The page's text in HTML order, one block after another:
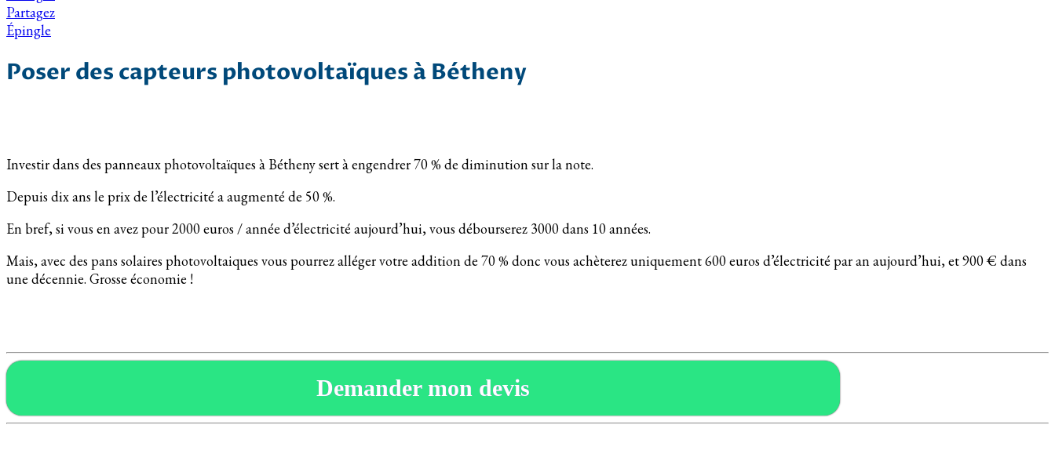
Partagez
Épingle
Poser des capteurs photovoltaïques à Bétheny
Investir dans des panneaux photovoltaïques à Bétheny sert à engendrer 70 % de diminution sur la note.
Depuis dix ans le prix de l’électricité a augmenté de 50 %.
En bref, si vous en avez pour 2000 euros / année d’électricité aujourd’hui, vous débourserez 3000 dans 10 années.
Mais, avec des pans solaires photovoltaiques vous pourrez alléger votre addition de 70 % donc vous achèterez uniquement 600 euros d’électricité par an aujourd’hui, et 900 € dans
une décennie. Grosse économie !
Demander mon devis